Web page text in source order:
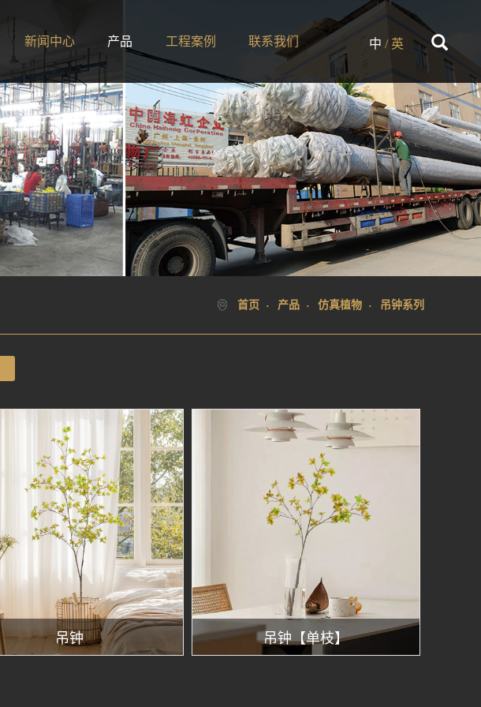
中 / 英
新闻中心 产品 工程案例 联系我们
首页 产品 仿真植物 吊钟系列
吊钟 吊钟【单枝】